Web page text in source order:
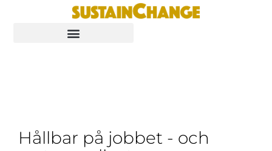
Hållbar på jobbet - och